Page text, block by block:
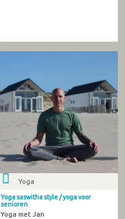
Yoga
Yoga saswitha style / yoga voor
senioren
Yoga met Jan